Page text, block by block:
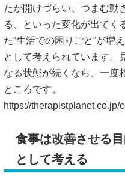
たが開けづらい、つまむ動
る、といった変化が出てく
た“生活での困りごと”が増
として考えられています。
なる状態が続くなら、一度
ところです。
https://therapistplanet.co.jp/
食事は改善させる
として考える